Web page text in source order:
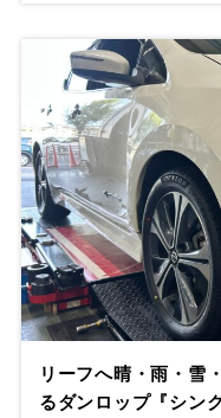
リーフへ晴・雨・雪
るダンロップ『シン